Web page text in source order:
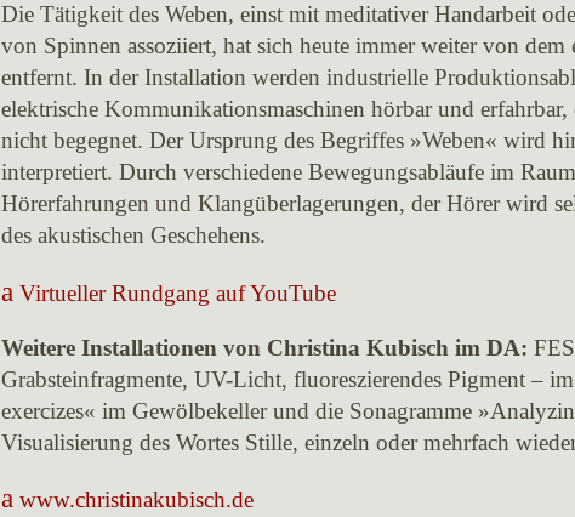
Die Tätigkeit des Weben, einst mit meditativer Handarbeit
von Spinnen assoziiert, hat sich heute immer weiter von
entfernt. In der Installation werden industrielle
elektrische Kommunikationsmaschinen hörbar und erfahrbar,
nicht begegnet. Der Ursprung des Begriffes »Weben« wird
interpretiert. Durch verschiedene Bewegungsabläufe im
Hörerfahrungen und Klangüberlagerungen, der Hörer wird
des akustischen Geschehens.
Virtueller Rundgang auf YouTube
Weitere Installationen von Christina Kubisch im DA:
Grabsteinfragmente, UV-Licht, fluoreszierendes Pigment –
exercizes« im Gewölbekeller und die Sonagramme
Visualisierung des Wortes Stille, einzeln oder mehrfach
www.christinakubisch.de